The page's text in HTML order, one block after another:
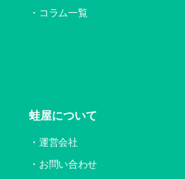
コラム一覧
蛙屋について
運営会社
お問い合わせ